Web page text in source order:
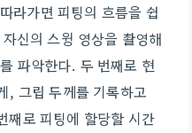
라가면 피팅의 흐름을 쉽
신의 스윙 영상을 촬영해
파악한다. 두 번째로 현
, 그립 두께를 기록하고
째로 피팅에 할당할 시간